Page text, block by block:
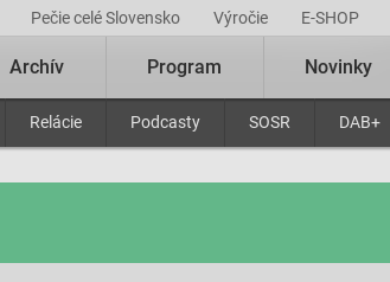
Pečie celé Slovensko Výročie E-SHOP
Relácie Podcasty SOSR DAB+
Archív Program Novinky